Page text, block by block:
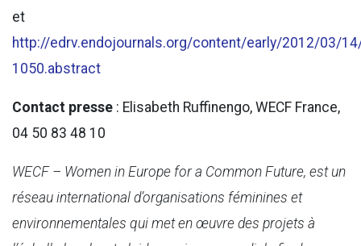
et
http://edrv.endojournals.org/content/early/2012/03/
1050.abstract
Contact presse : Elisabeth Ruffinengo, WECF France,
04 50 83 48 10
WECF – Women in Europe for a Common Future, est un
réseau international d’organisations féminines et
environnementales qui met en œuvre des projets à